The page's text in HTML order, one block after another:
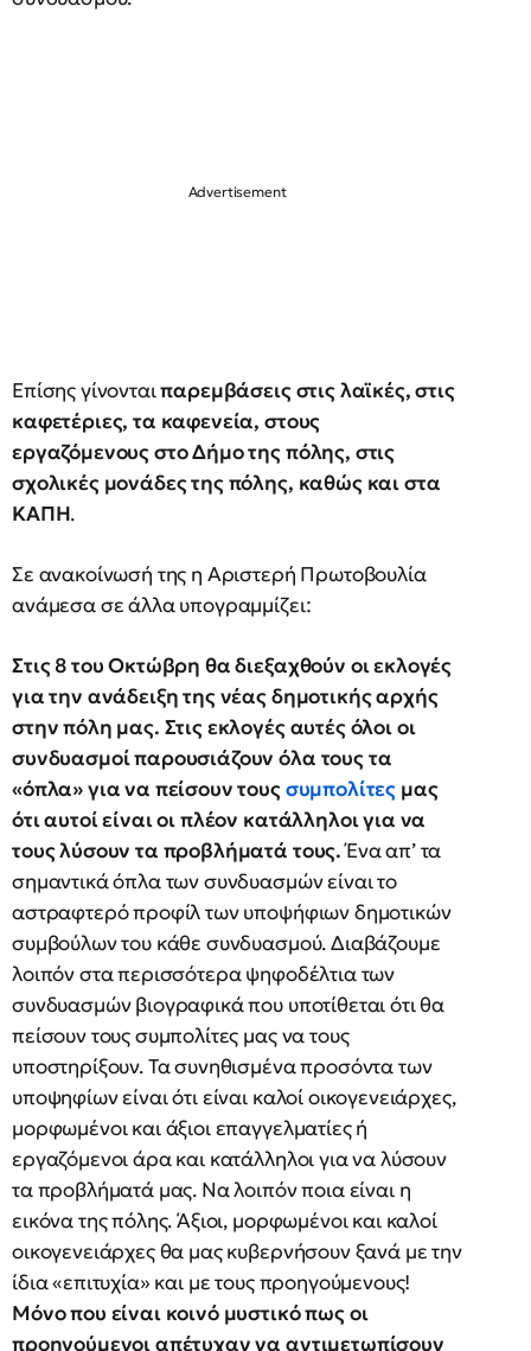
Επίσης γίνονταιπαρεμβάσεις στις λαϊ­κές, στις
καφετέριες, τα καφενεία, στους
εργαζόμενους στο Δήμο της πόλης, στις
σχολικές μονάδες της πόλης, καθώς και στα
ΚΑΠΗ.
Σε ανακοίνωσή της η Αριστερή Πρωτοβουλία
ανάμεσα σε άλλα υπογραμμίζει:
Στις 8 του Οκτώβρη θα διεξαχθούν οι εκλογές
για την ανάδειξη της νέας δημοτικής αρχής
στην πόλη μας. Στις εκλογές αυτές όλοι οι
συνδυασμοί παρουσιάζουν όλα τους τα
«όπλα» για να πείσουν τουςσυμπολίτες μας
ότι αυτοί είναι οι πλέον κατάλληλοι για να
τους λύσουν τα προβλήματά τους.Ένα απ’ τα
σημαντικά όπλα των συνδυασμών είναι το
αστραφτερό προφίλ των υποψήφιων δημοτικών
συμβούλων του κάθε συνδυασμού. Διαβάζουμε
λοιπόν στα περισσότερα ψηφοδέλτια των
συνδυασμών βιογραφικά που υποτίθεται ότι θα
πείσουν τους συμπολίτες μας να τους
υποστηρίξουν. Τα συνηθισμένα προσόντα των
υποψηφίων είναι ότι είναι καλοί οικογενειάρχες,
μορφωμένοι και άξιοι επαγγελματίες ή
εργαζόμενοι άρα και κατάλληλοι για να λύσουν
τα προβλήματά μας. Να λοιπόν ποια είναι η
εικόνα της πόλης. Άξιοι, μορφωμένοι και καλοί
οικογενειάρχες θα μας κυβερνήσουν ξανά με την
ίδια «επιτυχία» και με τους προηγούμενους!
Μόνο που είναι κοινό μυστικό πως οι
προηγούμενοι απέτυχαν να αντιμετωπίσουν